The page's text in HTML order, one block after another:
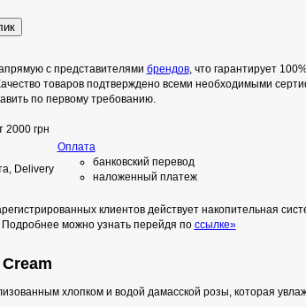
с представителями брендов, что гарантирует
товаров подтверждено всеми необходимыми
по первому требованию.
2000 грн
Delivery
Оплата
банковский перевод
наложенный платеж
клиентов действует накопительная
Подробнее можно узнать перейдя по ссылке»
хлопком и водой дамасской розы, которая